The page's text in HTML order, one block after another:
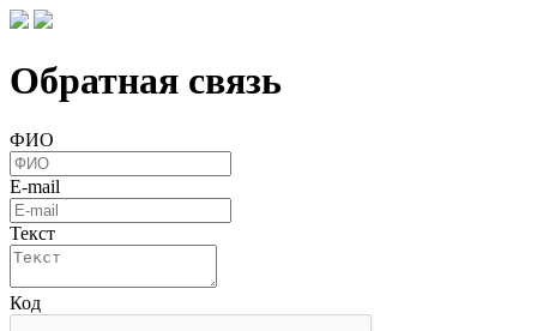
Обратная связь
ФИО
E-mail
Текст
Код